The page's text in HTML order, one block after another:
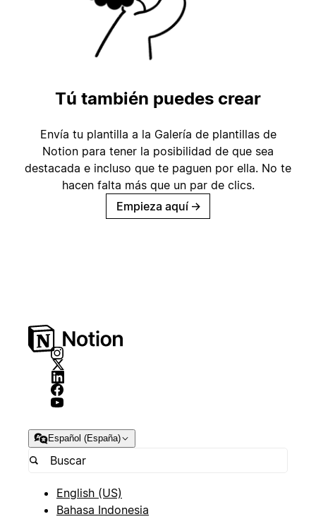
Tú también puedes crear
Envía tu plantilla a la Galería de plantillas de
Notion para tener la posibilidad de que sea
destacada e incluso que te paguen por ella. No te
hacen falta más que un par de clics.
Empieza aquí →
Español (España)
English (US)
Bahasa Indonesia